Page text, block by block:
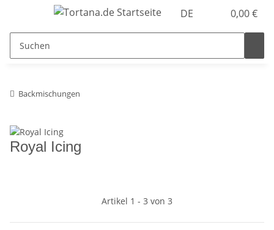
DE 0,00 €
Backmischungen
Royal Icing
Artikel 1 - 3 von 3